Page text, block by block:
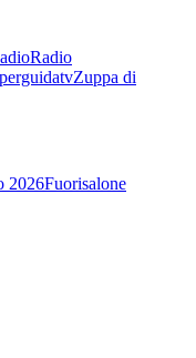
Radio
Zuppa di
2026Fuorisalone